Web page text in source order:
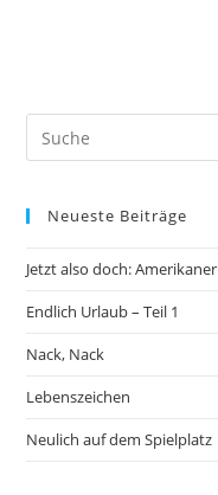
Neueste Beiträge
Jetzt also doch: Amerikaner
Endlich Urlaub – Teil 1
Nack, Nack
Lebenszeichen
Neulich auf dem Spielplatz